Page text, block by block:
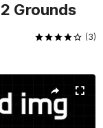
Grounds
(3)